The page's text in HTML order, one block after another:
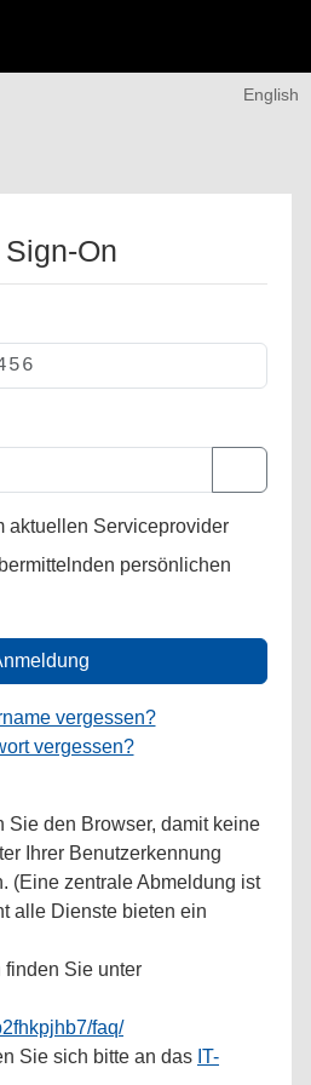
English
On
aktuellen Serviceprovider
persönlichen
vergessen?
vergessen?
Sie den Browser, damit keine
Ihrer Benutzerkennung
(Eine zentrale Abmeldung ist
alle Dienste bieten ein
finden Sie unter
faq/
Sie sich bitte an das IT-